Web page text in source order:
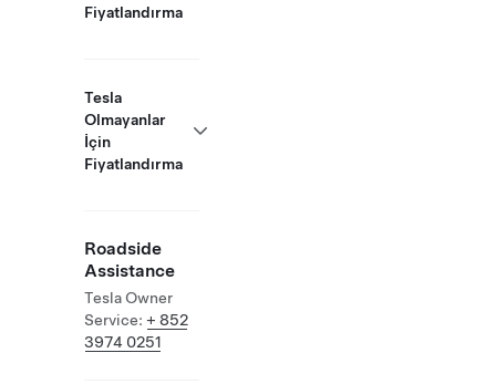
Fiyatlandırma
Tesla
Olmayanlar
İçin
Fiyatlandırma
Roadside
Assistance
Tesla Owner
Service: + 852
3974 0251